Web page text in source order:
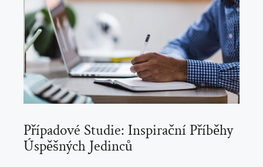
Případové Studie: Inspirační Příběhy
Úspěšných Jedinců